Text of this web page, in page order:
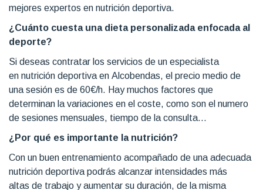
mejores expertos en nutrición deportiva.
¿Cuánto cuesta una dieta personalizada enfocada al
deporte?
Si deseas contratar los servicios de un especialista
en nutrición deportiva en Alcobendas, el precio medio de
una sesión es de 60€/h. Hay muchos factores que
determinan la variaciones en el coste, como son el numero
de sesiones mensuales, tiempo de la consulta...
¿Por qué es importante la nutrición?
Con un buen entrenamiento acompañado de una adecuada
nutrición deportiva podrás alcanzar intensidades más
altas de trabajo y aumentar su duración, de la misma